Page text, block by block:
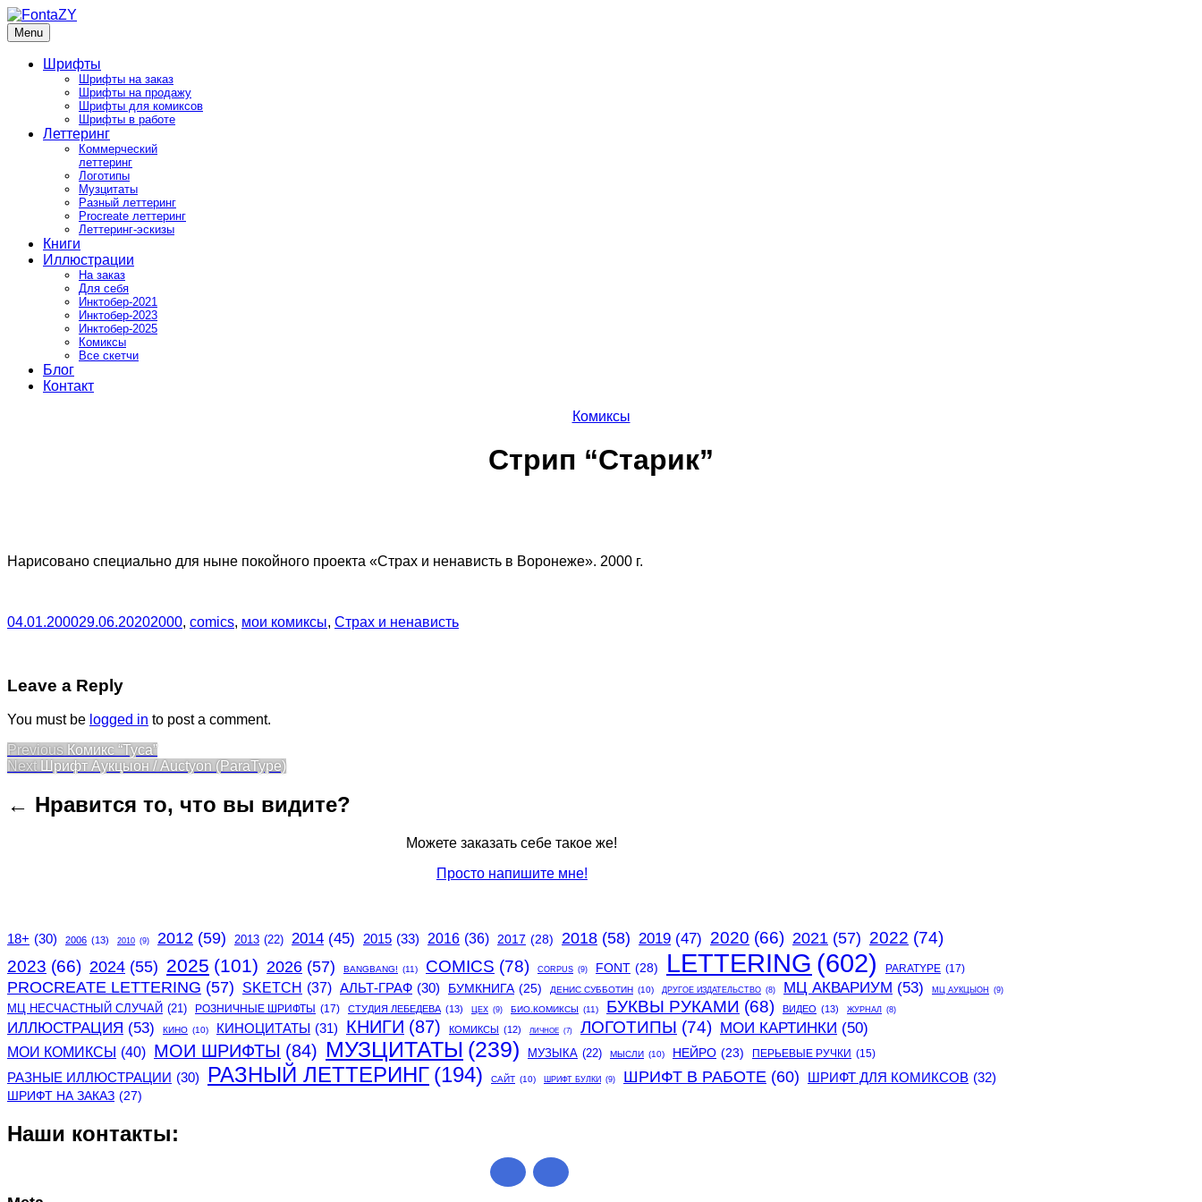
Skip
to
content
FontaZY
Fonts and pictures by Zakhar Yaschin
Menu
Шрифты
Шрифты на заказ
Шрифты на продажу
Шрифты для комиксов
Шрифты в работе
Леттеринг
Коммерческий
леттеринг
Логотипы
Музцитаты
Разный леттеринг
Procreate леттеринг
Леттеринг-эскизы
Книги
Иллюстрации
На заказ
Для себя
Инктобер-2021
Инктобер-2023
Инктобер-2025
Комиксы
Все скетчи
Блог
Контакт
Комиксы
Стрип “Старик”
Нарисовано специально для ныне покойного проекта «Страх и ненависть в Воронеже». 2000 г.
04.01.200029.06.20202000, comics, мои комиксы, Страх и ненависть
Leave a Reply
You must be logged in to post a comment.
Post
navigation
Previous Previous
post:
Комикс “Туса”
Next Next
Шрифт Аукцыон / Auctyon (ParaType)
← Нравится то, что вы видите?
Можете заказать себе такое же!
Просто напишите мне!
18+ (30) 2006 (13) 2010 (9) 2012 (59) 2013 (22) 2014 (45) 2015 (33) 2016 (36) 2017 (28) 2018 (58) 2019 (47) 2020 (66) 2021 (57) 2022 (74)
2023 (66) 2024 (55) 2025 (101) 2026 (57) BANGBANG! (11) COMICS (78) CORPUS (9) FONT (28) LETTERING (602) PARATYPE (17)
PROCREATE LETTERING (57) SKETCH (37) АЛЬТ-ГРАФ (30) БУМКНИГА (25) ДЕНИС СУББОТИН (10) ДРУГОЕ ИЗДАТЕЛЬСТВО (8) МЦ АКВАРИУМ (53) МЦ АУКЦЫОН (9)
МЦ НЕСЧАСТНЫЙ СЛУЧАЙ (21) РОЗНИЧНЫЕ ШРИФТЫ (17) СТУДИЯ ЛЕБЕДЕВА (13) ЦЕХ (9) БИО.КОМИКСЫ (11) БУКВЫ РУКАМИ (68) ВИДЕО (13) ЖУРНАЛ (8)
ИЛЛЮСТРАЦИЯ (53) КИНО (10) КИНОЦИТАТЫ (31) КНИГИ (87) КОМИКСЫ (12) ЛИЧНОЕ (7) ЛОГОТИПЫ (74) МОИ КАРТИНКИ (50)
МОИ КОМИКСЫ (40) МОИ ШРИФТЫ (84) МУЗЦИТАТЫ (239) МУЗЫКА (22) МЫСЛИ (10) НЕЙРО (23) ПЕРЬЕВЫЕ РУЧКИ (15)
РАЗНЫЕ ИЛЛЮСТРАЦИИ (30) РАЗНЫЙ ЛЕТТЕРИНГ (194) САЙТ (10) ШРИФТ БУЛКИ (9) ШРИФТ В РАБОТЕ (60) ШРИФТ ДЛЯ КОМИКСОВ (32)
ШРИФТ НА ЗАКАЗ (27)
Наши контакты: